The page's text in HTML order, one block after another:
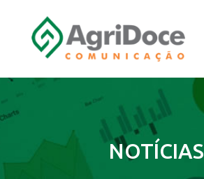
NOTÍCIAS